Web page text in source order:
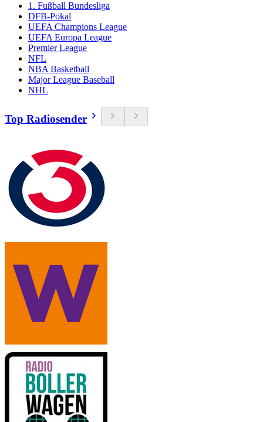
1. Fußball Bundesliga
DFB-Pokal
UEFA Champions League
UEFA Europa League
Premier League
NFL
NBA Basketball
Major League Baseball
NHL
Top Radiosender